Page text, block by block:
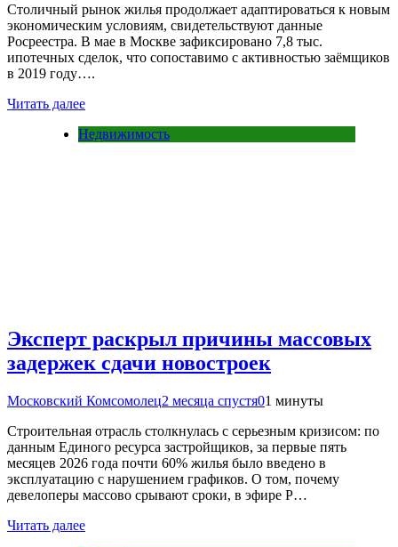
Столичный рынок жилья продолжает адаптироваться к новым
экономическим условиям, свидетельствуют данные
Росреестра. В мае в Москве зафиксировано 7,8 тыс.
ипотечных сделок, что сопоставимо с активностью заёмщиков
в 2019 году….
Читать далее
Недвижимость
Эксперт раскрыл причины массовых
задержек сдачи новостроек
Московский Комсомолец2 месяца спустя01 минуты
Строительная отрасль столкнулась с серьезным кризисом: по
данным Единого ресурса застройщиков, за первые пять
месяцев 2026 года почти 60% жилья было введено в
эксплуатацию с нарушением графиков. О том, почему
девелоперы массово срывают сроки, в эфире Р…
Читать далее